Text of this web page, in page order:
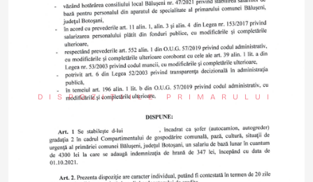
DISPOZIȚIILE PRIMARULUI